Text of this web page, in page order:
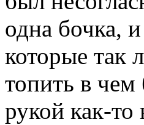
одна бочка,
которые так
топить в
рукой как-то